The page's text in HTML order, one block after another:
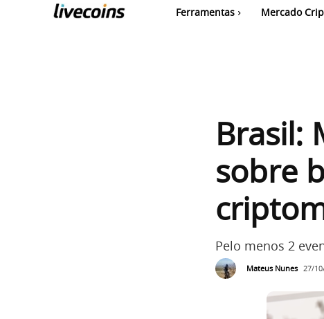
Ferramentas Mercado
Brasil:
sobre
Pelo menos 2
Mateus Nunes 27/